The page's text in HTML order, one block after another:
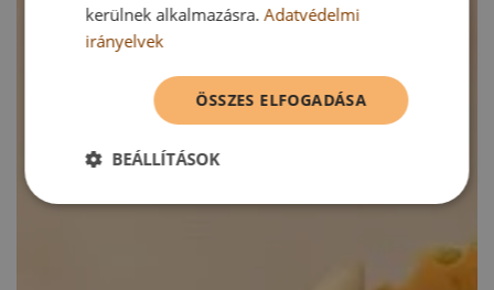
kerülnek alkalmazásra.Adatvédelmi
irányelvek
ÖSSZES ELFOGADÁSA
BEÁLLÍTÁSOK